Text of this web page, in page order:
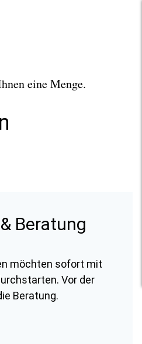
eine Menge.
Beratung
möchten sofort mit
Vor der
Beratung.